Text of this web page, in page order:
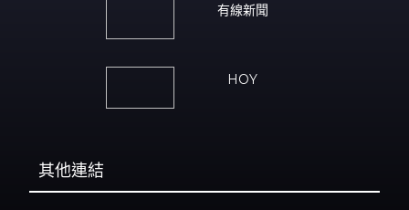
有線新聞
HOY
其他連結